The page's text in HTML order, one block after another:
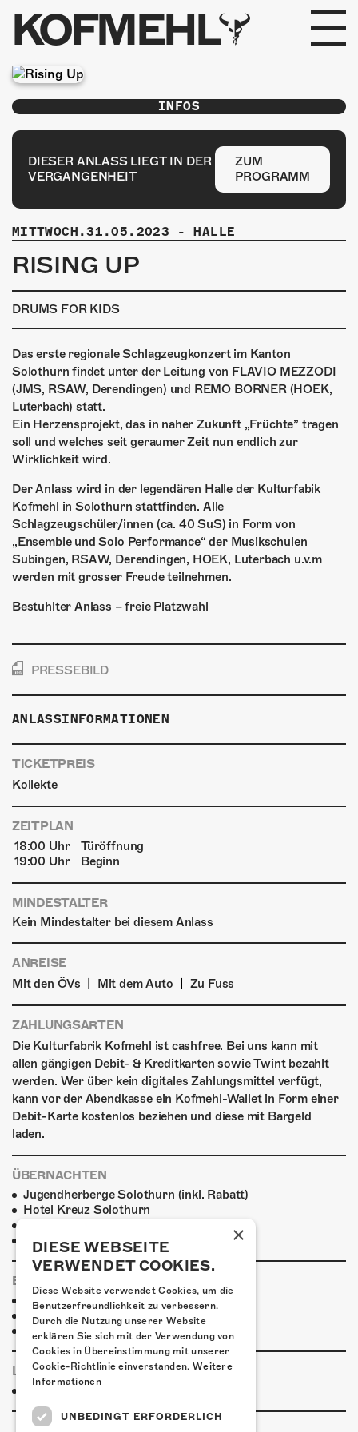
KOFMEHL
PROGRAMM
FABRIKGEFLÜSTER
GALERIE
FOTOGALERIE
PHOTOMAT
INFOS
KONTAKT
ÜBER UNS
GÖNNEREI
SHOP
MITMACHEN
INFOS
DIESER ANLASS LIEGT IN DER
VERGANGENHEIT
ZUM
PROGRAMM
MITTWOCH.31.05.2023 - HALLE
RISING UP
DRUMS FOR KIDS
Das erste regionale Schlagzeugkonzert im Kanton
Solothurn findet unter der Leitung von FLAVIO MEZZODI
(JMS, RSAW, Derendingen) und REMO BORNER (HOEK,
Luterbach) statt.
Ein Herzensprojekt, das in naher Zukunft „Früchte” tragen
soll und welches seit geraumer Zeit nun endlich zur
Wirklichkeit wird.
Der Anlass wird in der legendären Halle der Kulturfabik
Kofmehl in Solothurn stattfinden. Alle
Schlagzeugschüler/innen (ca. 40 SuS) in Form von
„Ensemble und Solo Performance“ der Musikschulen
Subingen, RSAW, Derendingen, HOEK, Luterbach u.v.m
werden mit grosser Freude teilnehmen.
Bestuhlter Anlass – freie Platzwahl
PRESSEBILD
ANLASSINFORMATIONEN
TICKETPREIS
Kollekte
ZEITPLAN
18:00 Uhr
Türöffnung
19:00 Uhr
Beginn
MINDESTALTER
Kein Mindestalter bei diesem Anlass
ANREISE
Mit den ÖVs
Mit dem Auto Zu Fuss
ZAHLUNGSARTEN
Die Kulturfabrik Kofmehl ist cashfree. Bei uns kann mit
allen gängigen Debit- & Kreditkarten sowie Twint bezahlt
werden. Wer über kein digitales Zahlungsmittel verfügt,
kann vor der Abendkasse ein Kofmehl-Wallet in Form einer
Debit-Karte kostenlos beziehen und diese mit Bargeld
laden.
ÜBERNACHTEN
Jugendherberge Solothurn (inkl. Rabatt)
Hotel Kreuz Solothurn
Weitere Unterkünfte
ESSENSTIPPS
Pier 11
Restaurant Kreuz
Pittaria
LINKS & PARTNER
×
DIESE WEBSEITE
VERWENDET COOKIES.
Diese Website verwendet Cookies, um die
Benutzerfreundlichkeit zu verbessern.
Durch die Nutzung unserer Website
erklären Sie sich mit der Verwendung von
Cookies in Übereinstimmung mit unserer
Cookie-Richtlinie einverstanden. Weitere
Informationen
UNBEDINGT ERFORDERLICH